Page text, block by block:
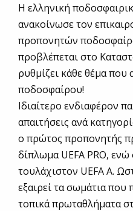
Η ελληνική
ανακοίνωσε τον
προπονητών
προβλέπεται στο
ρυθμίζει κάθε θέμα
ποδοσφαίρου!
Ιδιαίτερο ενδιαφέρον
απαιτήσεις ανά
ο πρώτος προπονητής
δίπλωμα UEFA PRO, ενώ
τουλάχιστον UEFA A.
εξαιρεί τα σωμάτια
τοπικά πρωταθλήματα